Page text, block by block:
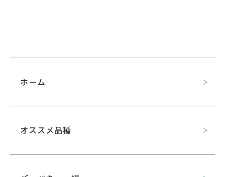
ホーム
オススメ品種